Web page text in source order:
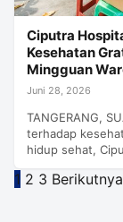
Ciputra
Kesehatan
Mingguan
Juni 28, 2026
TANGERANG,
terhadap
hidup sehat,
Paginasi
1 2 3